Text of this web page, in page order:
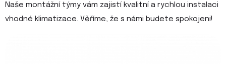
Naše montážní týmy vám zajistí kvalitní a rychlou instalaci
vhodné klimatizace. Věříme, že s námi budete spokojeni!